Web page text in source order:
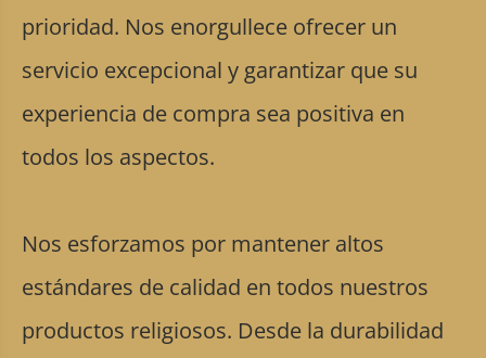
prioridad. Nos enorgullece ofrecer un
servicio excepcional y garantizar que su
experiencia de compra sea positiva en
todos los aspectos.
Nos esforzamos por mantener altos
estándares de calidad en todos nuestros
productos religiosos. Desde la durabilidad